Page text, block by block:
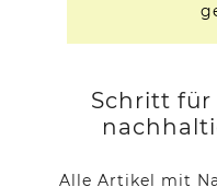
Schritt für
Alle Artikel mit